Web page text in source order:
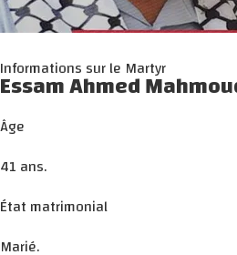
Informations sur le Martyr
Essam Ahmed
Âge
41 ans.
État matrimonial
Marié.